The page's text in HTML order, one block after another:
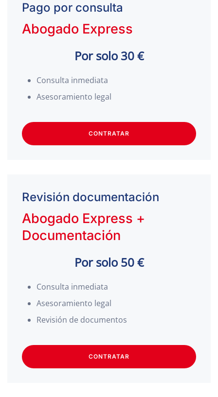
Pago por consulta
Abogado Express
Por solo 30 €
Consulta inmediata
Asesoramiento legal
CONTRATAR
Revisión documentación
Abogado Express +
Documentación
Por solo 50 €
Consulta inmediata
Asesoramiento legal
Revisión de documentos
CONTRATAR